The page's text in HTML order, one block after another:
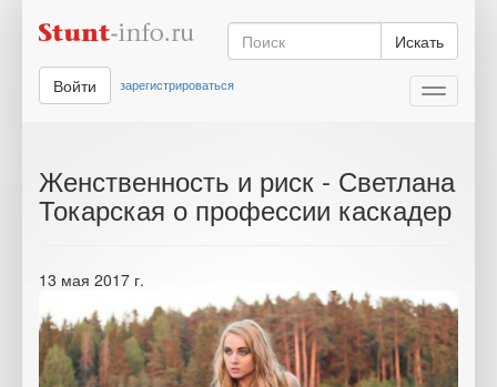
Искать
Toggle
Войти зарегистрироваться
Женственность и риск - Светлана
Токарская о профессии каскадер
13 мая 2017 г.